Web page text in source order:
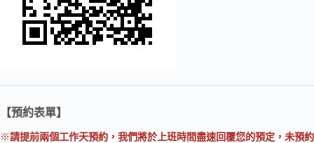
【預約表單】
※請提前兩個工作天預約，我們將於上班時間盡速回覆您的預定，未預約